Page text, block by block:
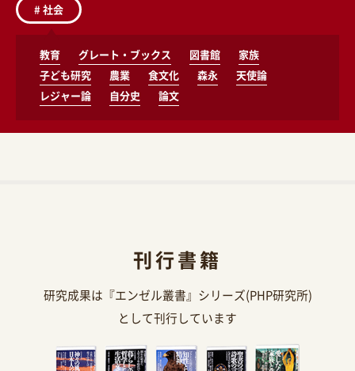
#社会
教育 グレート・ブックス 図書館
家族
子ども研究
農業 食文化 森永
天使論
レジャー論
自分史 論文
刊行書籍
研究成果は『エンゼル叢書』シリーズ(PHP研究所)
として刊行しています